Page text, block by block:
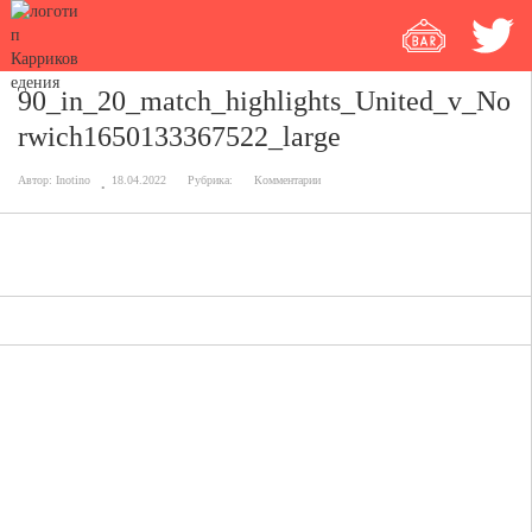
90_in_20_match_highlights_United_v_No
rwich1650133367522_large
Автор: Inotino 18.04.2022 Рубрика: Комментарии